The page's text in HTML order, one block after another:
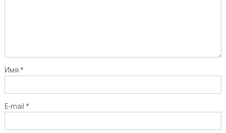
Имя *
E-mail *